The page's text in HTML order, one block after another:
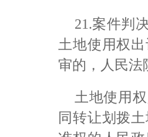
21.案件判
土地使用权
审的，人民法
土地使用
同转让划拨